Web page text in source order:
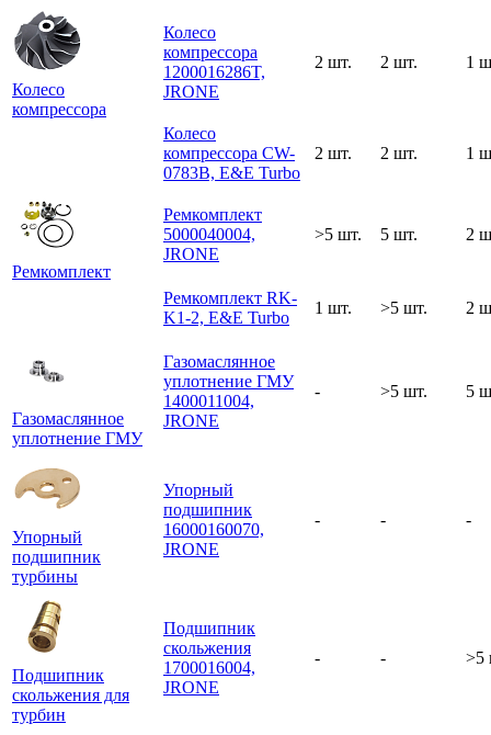
Колесо
компрессора
Колесо
компрессора
1200016286T,
JRONE
2 шт. 2 шт. 1
Колесо
компрессора CW-
0783B, E&E Turbo
2 шт. 2 шт. 1
Ремкомплект
Ремкомплект
5000040004,
JRONE
>5 шт. 5 шт. 2
Ремкомплект RK-
K1-2, E&E Turbo
1 шт. >5 шт. 2
Газомаслянное
уплотнение ГМУ
Газомаслянное
уплотнение ГМУ
1400011004,
JRONE
- >5 шт. 5
Упорный
подшипник
турбины
Упорный
подшипник
16000160070,
JRONE
- - -
Подшипник
скольжения для
турбин
Подшипник
скольжения
1700016004,
JRONE
- - >5